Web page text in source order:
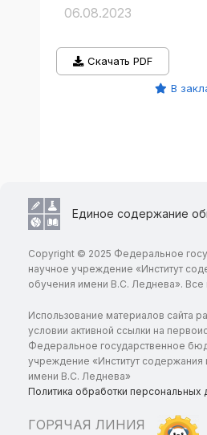
06.08.2023
Скачать PDF
В
Единое содержание
Copyright © 2025 Федеральное
научное учреждение «Институт
обучения имени В.С. Леднева».
Использование материалов сайта
условии активной ссылки на
Федеральное государственное
учреждение «Институт
имени В.С. Леднева»
Политика обработки персональных
ГОРЯЧАЯ ЛИНИЯ